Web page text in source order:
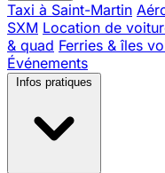
Taxi à Saint-Martin
SXM Location de
& quad Ferries & îles
Événements
Infos pratiques